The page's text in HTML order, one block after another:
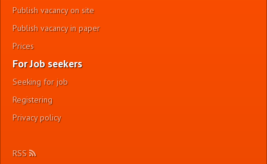
Publish vacancy on site
Publish vacancy in paper
Prices
For Job seekers
Seeking for job
Registering
Privacy policy
RSS